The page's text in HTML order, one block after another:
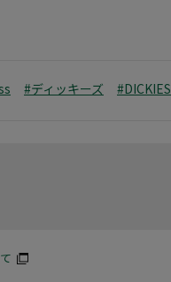
#ディッキーズ #DICKIES